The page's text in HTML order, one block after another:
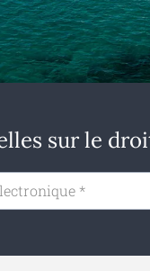
sur le